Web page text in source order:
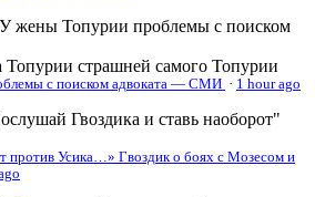
У жены Топурии проблемы с поиском
страшней самого Топурии
с поиском адвоката — СМИ · 1 hour ago
Гвоздика и ставь наоборот"
против Усика…» Гвоздик о боях с Мозесом и